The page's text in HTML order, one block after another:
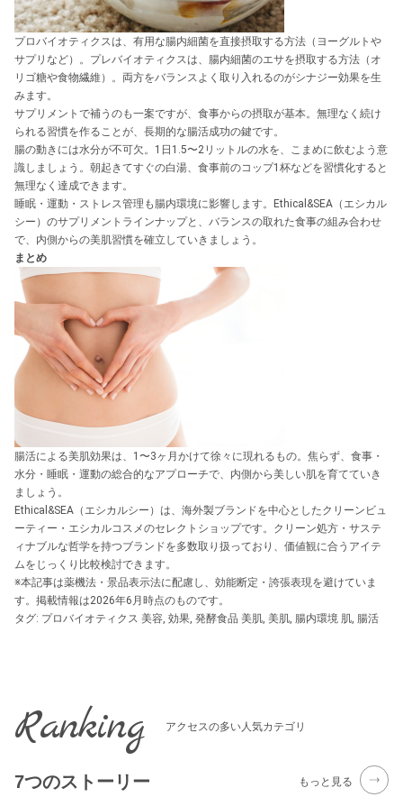
プロバイオティクスは、有用な腸内細菌を直接摂取する方法（ヨーグルトや
サプリなど）。プレバイオティクスは、腸内細菌のエサを摂取する方法（オ
リゴ糖や食物繊維）。両方をバランスよく取り入れるのがシナジー効果を生
みます。
サプリメントで補うのも一案ですが、食事からの摂取が基本。無理なく続け
られる習慣を作ることが、長期的な腸活成功の鍵です。
腸の動きには水分が不可欠。1日1.5〜2リットルの水を、こまめに飲むよう意
識しましょう。朝起きてすぐの白湯、食事前のコップ1杯などを習慣化すると
無理なく達成できます。
睡眠・運動・ストレス管理も腸内環境に影響します。Ethical&SEA（エシカル
シー）のサプリメントラインナップと、バランスの取れた食事の組み合わせ
で、内側からの美肌習慣を確立していきましょう。
まとめ
腸活による美肌効果は、1〜3ヶ月かけて徐々に現れるもの。焦らず、食事・
水分・睡眠・運動の総合的なアプローチで、内側から美しい肌を育てていき
ましょう。
Ethical&SEA（エシカルシー）は、海外製ブランドを中心としたクリーンビュ
ーティー・エシカルコスメのセレクトショップです。クリーン処方・サステ
ィナブルな哲学を持つブランドを多数取り扱っており、価値観に合うアイテ
ムをじっくり比較検討できます。
※本記事は薬機法・景品表示法に配慮し、効能断定・誇張表現を避けていま
す。掲載情報は2026年6月時点のものです。
タグ: プロバイオティクス 美容 効果 発酵食品 美肌 美肌 腸内環境 肌 腸活
Ranking アクセスの多い人気カテゴリ
7つのストーリー もっと見る